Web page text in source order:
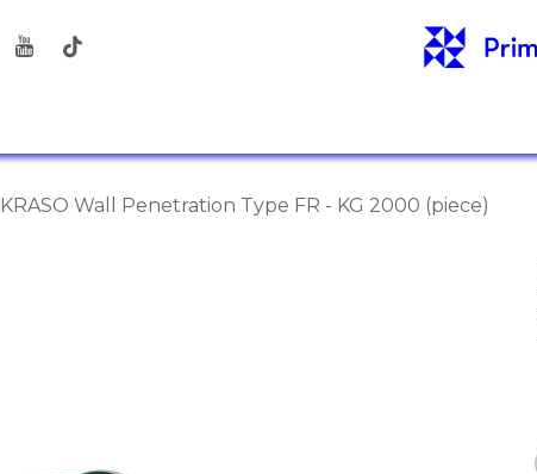
KRASO Wall Penetration Type FR - KG 2000 (piece)